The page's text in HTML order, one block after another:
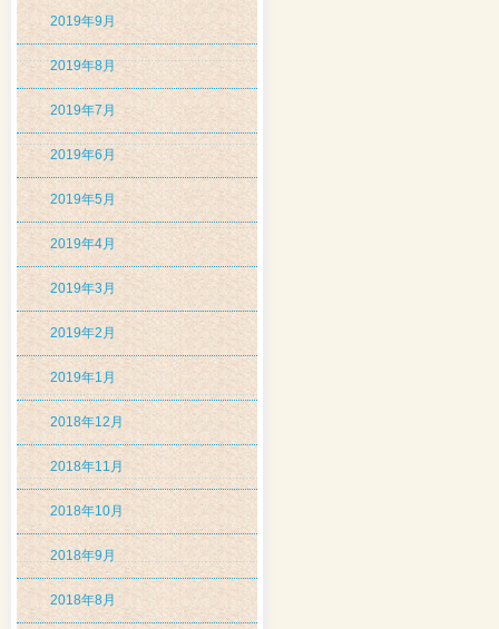
2019年9月
2019年8月
2019年7月
2019年6月
2019年5月
2019年4月
2019年3月
2019年2月
2019年1月
2018年12月
2018年11月
2018年10月
2018年9月
2018年8月